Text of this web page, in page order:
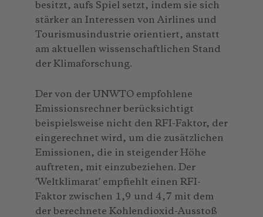
besitzt, aufs Spiel setzt, indem sie sich
stärker an Interessen von Airlines und
Tourismusindustrie orientiert, anstatt
am aktuellen wissenschaftlichen Stand
der Klimaforschung.
Der von der UNWTO empfohlene
Emissionsrechner berücksichtigt
beispielsweise nicht den RFI-Faktor, der
eingerechnet wird, um die zusätzlichen
Emissionen, die in steigender Höhe
auftreten, mit einzubeziehen. Der
'Weltklimarat' empfiehlt einen RFI-
Faktor zwischen 1,9 und 4,7 mit dem
der berechnete Kohlendioxid-Ausstoß